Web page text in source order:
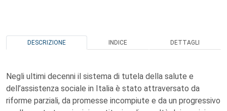
DESCRIZIONE INDICE DETTAGLI
Negli ultimi decenni il sistema di tutela della salute e
dell’assistenza sociale in Italia è stato attraversato da
riforme parziali, da promesse incompiute e da un progressivo